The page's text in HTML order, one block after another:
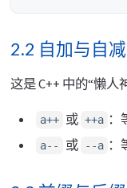
2.2 自加与自减
这是 C++ 中的“懒人
a++ 或 ++a ：
a--
或 --a ：